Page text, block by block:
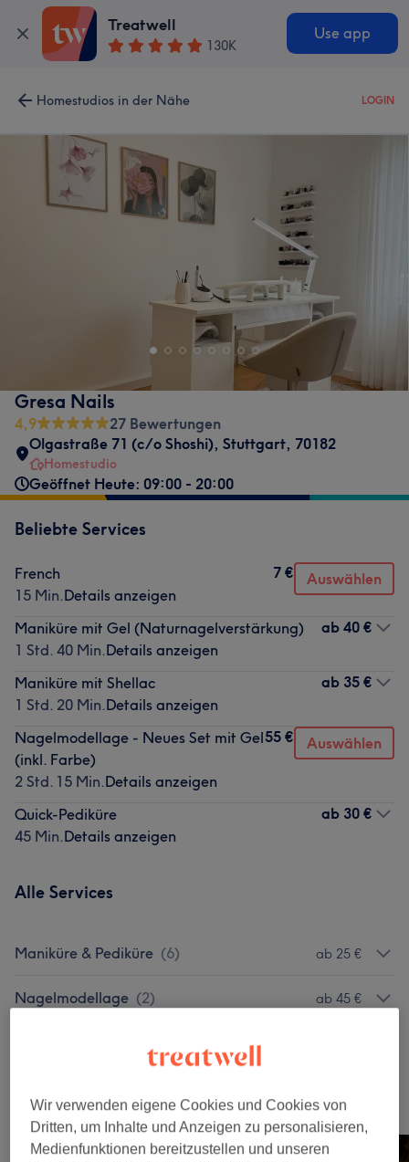
Treatwell
130K
Use app
Homestudios in der Nähe LOGIN
Gresa Nails
4,9
27 Bewertungen
Olgastraße 71 (c/o Shoshi), Stuttgart, 70182
Homestudio
Geöffnet Heute: 09:00 - 20:00
Beliebte Services
French
15 Min.Details anzeigen
7 € Auswählen
Maniküre mit Gel (Naturnagelverstärkung)
1 Std. 40 Min.Details anzeigen
ab 40 €
Maniküre mit Shellac
1 Std. 20 Min.Details anzeigen
ab 35 €
Nagelmodellage - Neues Set mit Gel
(inkl. Farbe)
2 Std. 15 Min.Details anzeigen
55 € Auswählen
Quick-Pediküre
45 Min.Details anzeigen
ab 30 €
Alle Services
Maniküre & Pediküre (6) ab 25 €
Nagelmodellage (2) ab 45 €
Unsere Arbeit
Bild anklicken für weitere Details
Wir verwenden eigene Cookies und Cookies von
Dritten, um Inhalte und Anzeigen zu personalisieren,
Medienfunktionen bereitzustellen und unseren